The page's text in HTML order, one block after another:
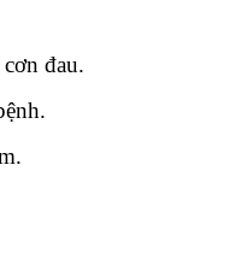
đau.